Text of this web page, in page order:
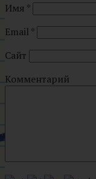
Имя *
Email *
Сайт
Комментарий